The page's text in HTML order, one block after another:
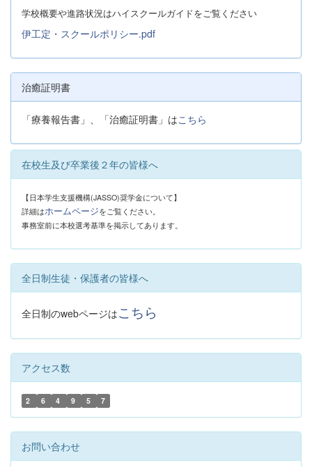
学校概要や進路状況はハイスクールガイドをご覧ください
伊工定・スクールポリシー.pdf
治癒証明書
「療養報告書」、「治癒証明書」はこちら
在校生及び卒業後２年の皆様へ
【日本学生支援機構(JASSO)奨学金について】
詳細はホームページをご覧ください。
事務室前に本校選考基準を掲示してあります。
全日制生徒・保護者の皆様へ
全日制のwebページはこちら
アクセス数
2 6 4 9 5 7
お問い合わせ